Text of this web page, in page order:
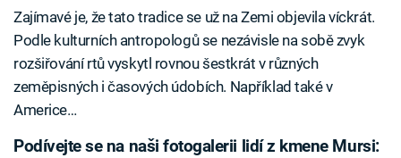
Zajímavé je, že tato tradice se už na Zemi objevila víckrát.
Podle kulturních antropologů se nezávisle na sobě zvyk
rozšiřování rtů vyskytl rovnou šestkrát v různých
zeměpisných i časových údobích. Například také v
Americe…
Podívejte se na naši fotogalerii lidí z kmene Mursi: